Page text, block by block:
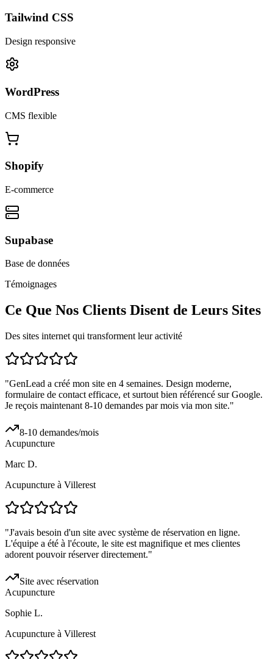
Tailwind CSS
Design responsive
WordPress
CMS flexible
Shopify
E-commerce
Supabase
Base de données
Témoignages
Ce Que Nos Clients Disent de Leurs Sites
Des sites internet qui transforment leur activité
"GenLead a créé mon site en 4 semaines. Design moderne,
formulaire de contact efficace, et surtout bien référencé sur Google.
Je reçois maintenant 8-10 demandes par mois via mon site."
8-10 demandes/mois
Acupuncture
Marc D.
Acupuncture à Villerest
"J'avais besoin d'un site avec système de réservation en ligne.
L'équipe a été à l'écoute, le site est magnifique et mes clientes
adorent pouvoir réserver directement."
Site avec réservation
Acupuncture
Sophie L.
Acupuncture à Villerest